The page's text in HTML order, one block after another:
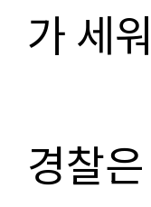
가 세
경찰